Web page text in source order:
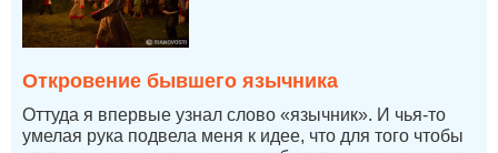
Откровение бывшего язычника
Оттуда я впервые узнал слово «язычник». И чья-то
умелая рука подвела меня к идее, что для того чтобы